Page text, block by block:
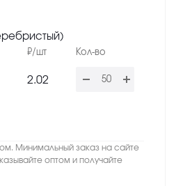
2.02
Минимальный заказ на сайте
оптом и получайте